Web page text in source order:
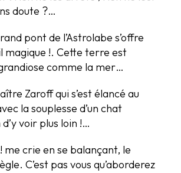
doute ?…
pont de l’Astrolabe s’offre
magique !. Cette terre est
comme la mer…
Zaroff qui s’est élancé au
la souplesse d’un chat
voir plus loin !…
! me crie en se balançant, le
C’est pas vous qu’aborderez